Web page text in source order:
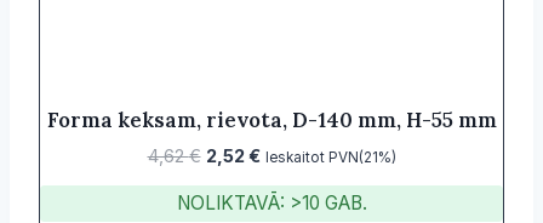
Forma keksam, rievota, D-140 mm, H-55 mm
4,62€ Original
price
was:
2,52€Current
price
is:
Ieskaitot PVN(21%)
NOLIKTAVĀ: >10 GAB.